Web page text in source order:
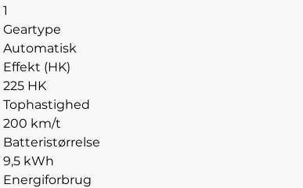
1
Geartype
Automatisk
Effekt (HK)
225 HK
Tophastighed
200 km/t
Batteristørrelse
9,5 kWh
Energiforbrug